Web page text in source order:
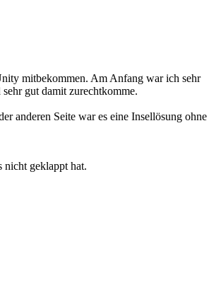
mitbekommen. Am Anfang war ich sehr
gut damit zurechtkomme.
anderen Seite war es eine Insellösung ohne
nicht geklappt hat.